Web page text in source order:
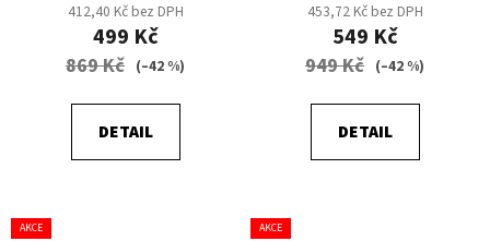
412,40 Kč bez DPH
499 Kč
869 Kč (–42 %)
DETAIL
453,72 Kč bez DPH
549 Kč
949 Kč (–42 %)
DETAIL
AKCE AKCE